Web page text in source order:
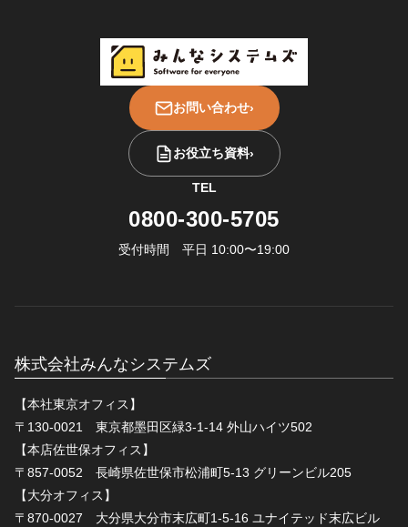
お問い合わせ›
お役立ち資料›
TEL
0800-300-5705
受付時間 平日 10:00〜19:00
株式会社みんなシステムズ
【本社東京オフィス】
〒130-0021 東京都墨田区緑3-1-14 外山ハイツ502
【本店佐世保オフィス】
〒857-0052 長崎県佐世保市松浦町5-13 グリーンビル205
【大分オフィス】
〒870-0027 大分県大分市末広町1-5-16 ユナイテッド末広ビル